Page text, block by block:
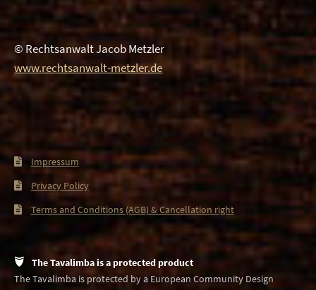
© Rechtsanwalt Jacob Metzler
www.rechtsanwalt-metzler.de
Impressum
Privacy Policy
Terms and Conditions (AGB) & Cancellation right
The Tavalimba is a protected product
The Tavalimba is protected by a European Community Design